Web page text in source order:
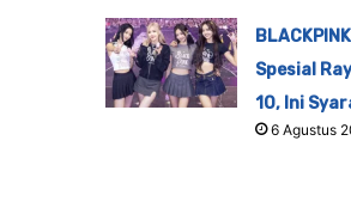
Spesial
10, Ini
6 Agustus